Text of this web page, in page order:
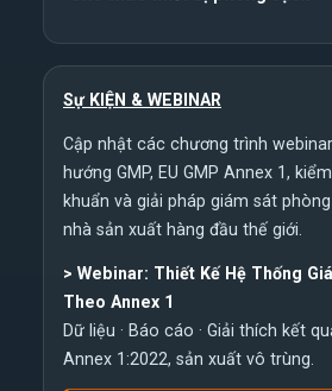
Sự KIỆN & WEBINAR
Cập nhật các chương trình
hướng GMP, EU GMP Annex 1,
khuẩn và giải pháp giám sát
nhà sản xuất hàng đầu thế giới.
> Webinar: Thiết Kế Hệ Thống
Theo Annex 1
Dữ liệu · Báo cáo · Giải thích kết
Annex 1:2022, sản xuất vô trùng.